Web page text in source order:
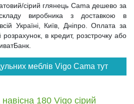
сірий глянець Cama дешево за
виробника з доставкою в
Україні, Київ, Дніпро. Оплата за
розрахунок, в кредит, розстрочку або
меблів Vigo Cama тут
навісна 180 Vigo сірий